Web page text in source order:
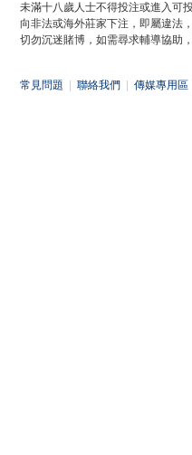
未滿十八歲人士不得投注或進入可投
向非法或海外莊家下注，即屬違法
切勿沉迷賭博，如需尋求輔導協助
常見問題 聯絡我們 傳媒專用區